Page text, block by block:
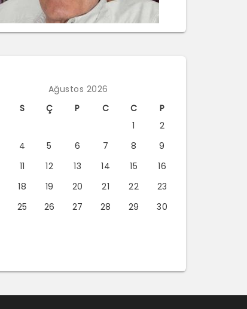
Ağustos 2026
S Ç P C C P
1
2
4 5 6 7 8
9
11 12 13 14 15
16
18 19 20 21 22
23
25 26 27 28 29
30